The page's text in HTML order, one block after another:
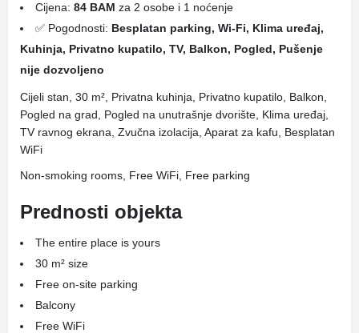
Cijena: 84 BAM za 2 osobe i 1 noćenje
✅ Pogodnosti: Besplatan parking, Wi-Fi, Klima uređaj,
Kuhinja, Privatno kupatilo, TV, Balkon, Pogled, Pušenje
nije dozvoljeno
Cijeli stan, 30 m², Privatna kuhinja, Privatno kupatilo, Balkon,
Pogled na grad, Pogled na unutrašnje dvorište, Klima uređaj,
TV ravnog ekrana, Zvučna izolacija, Aparat za kafu, Besplatan
WiFi
Non-smoking rooms, Free WiFi, Free parking
Prednosti objekta
The entire place is yours
30 m² size
Free on-site parking
Balcony
Free WiFi